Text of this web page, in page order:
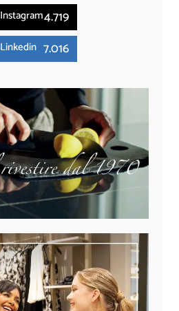
Instagram4.719
Linkedin 7.016